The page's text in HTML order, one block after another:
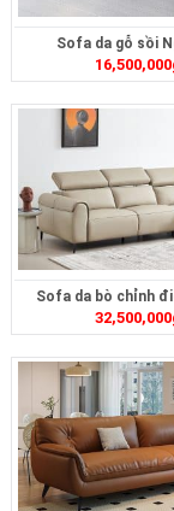
Sofa da gỗ sồi
16,500,000
Sofa da bò chỉnh
32,500,000